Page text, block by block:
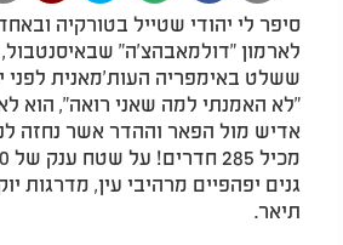
סיפר לי יהודי שטייל בטורקיה
לארמון "דולמאבהצ'ה"
"לא האמנתי למה שאני רואה", הוא
אדיש מול הפאר וההדר אשר נחזה
גנים יפהפיים מרהיבי עין, מדרגות
תיאר.